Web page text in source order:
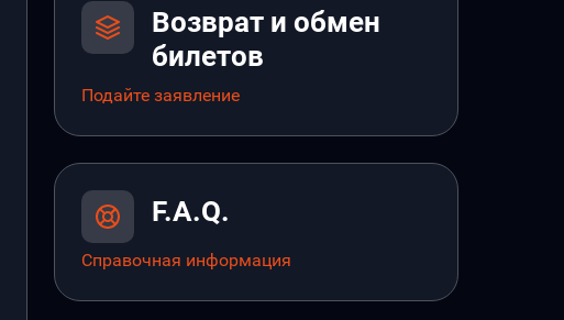
Возврат и обмен
билетов
Подайте заявление
F.A.Q.
Справочная информация